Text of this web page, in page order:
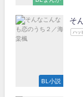
BL小説
そ
ハッ